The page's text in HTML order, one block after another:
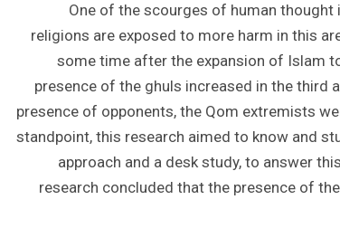
One of the scourges of human
religions are exposed to more harm in this
some time after the expansion of Islam
presence of the ghuls increased in the
presence of opponents, the Qom extremists
standpoint, this research aimed to know and
approach and a desk study, to answer
research concluded that the presence of